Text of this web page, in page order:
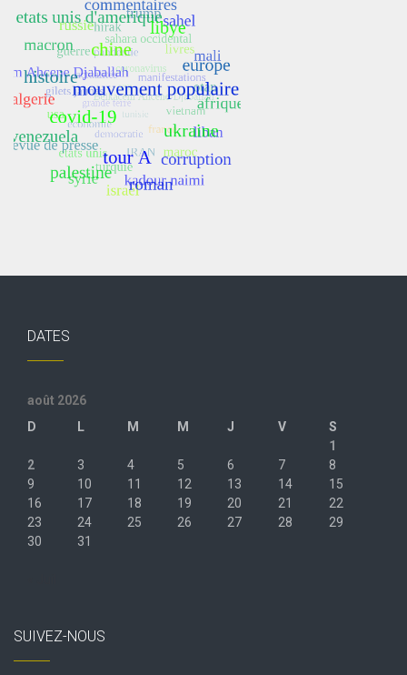
DATES
août 2026
D
L M M J V
S
1
2
3 4 5 6 7
8
9
10 11 12 13 14
15
16
17 18 19 20 21
22
23
24 25 26 27 28
29
30
31
SUIVEZ-NOUS